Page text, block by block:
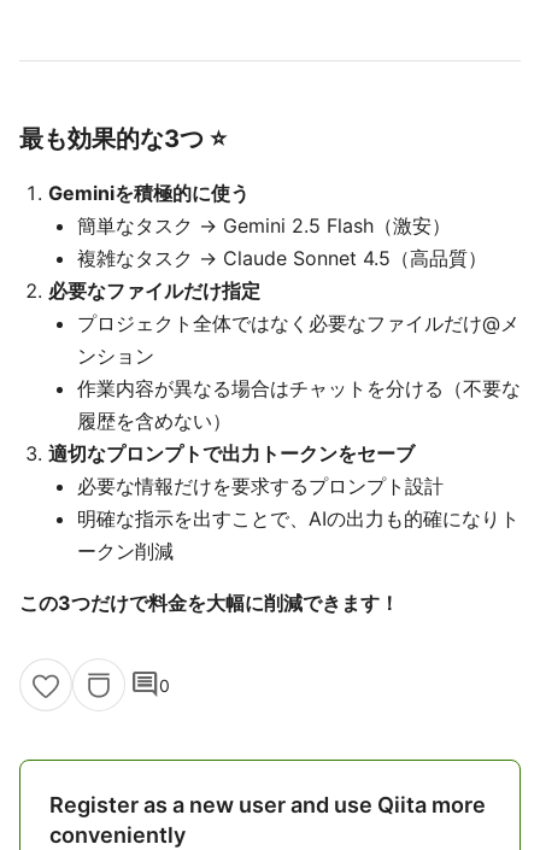
最も効果的な3つ ⭐
Geminiを積極的に使う
簡単なタスク → Gemini 2.5 Flash（激安）
複雑なタスク → Claude Sonnet 4.5（高品質）
必要なファイルだけ指定
プロジェクト全体ではなく必要なファイルだけ@メ
ンション
作業内容が異なる場合はチャットを分ける（不要な
履歴を含めない）
適切なプロンプトで出力トークンをセーブ
必要な情報だけを要求するプロンプト設計
明確な指示を出すことで、AIの出力も的確になりト
ークン削減
この3つだけで料金を大幅に削減できます！
comment0
Register as a new user and use Qiita more
conveniently